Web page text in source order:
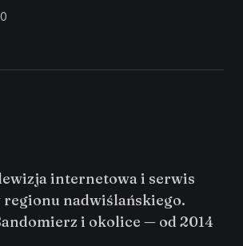
internetowa i serwis
nadwiślańskiego.
i okolice — od 2014